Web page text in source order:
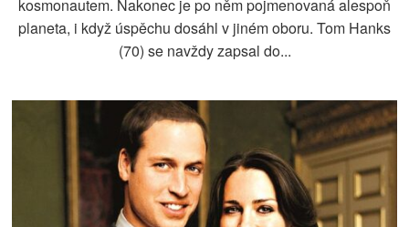
kosmonautem. Nakonec je po něm pojmenovaná alespoň
planeta, i když úspěchu dosáhl v jiném oboru. Tom Hanks
(70) se navždy zapsal do...